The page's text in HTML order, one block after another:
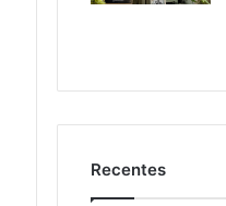
Recentes